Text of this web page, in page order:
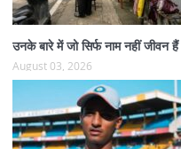
उनके बारे में जो सिर्फ नाम नहीं जीवन हैं
August 03, 2026